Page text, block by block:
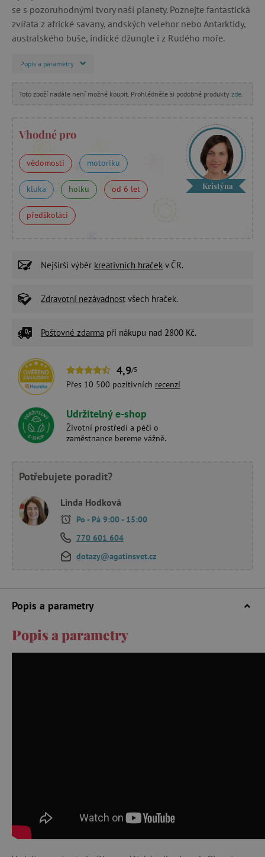
se s pozoruhodnými tvory naší planety. Poznejte fantastická
zvířata z africké savany, andských velehor nebo Antarktidy,
australského buše, indické džungle i z Rudého moře.
Popis a parametry
Toto zboží nadále není možné koupit. Prohlédněte si podobné produkty zde
Vhodné pro
vědomosti motoriku
kluka holku od 6 let
předškoláci
Kristýna
Nejširší výběr kreativních hraček v ČR.
Zdravotní nezávadnost všech hraček.
Poštovné zdarma při nákupu nad 2800 Kč.
4,9/5
Přes 10 500 pozitivních recenzí
Udržitelný e-shop
Životní prostředí a péči o
zaměstnance bereme vážně.
Potřebujete poradit?
Linda Hodková
Po - Pá 9:00 - 15:00
770 601 604
dotazy@agatinsvet.cz
Popis a parametry
Popis a parametry